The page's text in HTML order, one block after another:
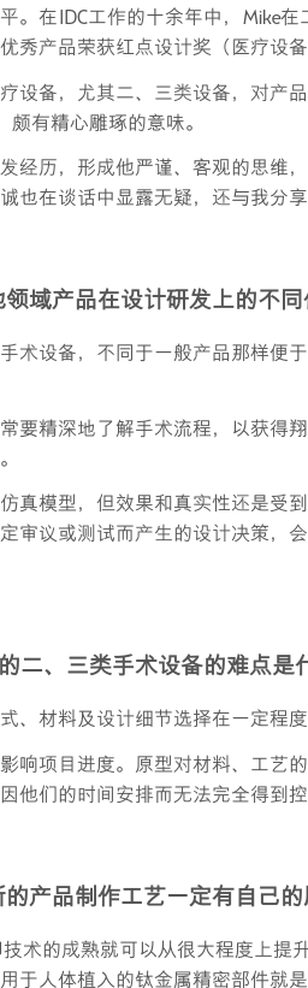
。在IDC工作的十余年中，Mike
秀产品荣获红点设计奖（医疗设备
设备，尤其二、三类设备，对产
颇有精心雕琢的意味。
经历，形成他严谨、客观的思维
也在谈话中显露无疑，还与我分
域产品在设计研发上的不同
术设备，不同于一般产品那样便
要精深地了解手术流程，以获得
真模型，但效果和真实性还是受
审议或测试而产生的设计决策，
二、三类手术设备的难点是
、材料及设计细节选择在一定程度
响项目进度。原型对材料、工艺
他们的时间安排而无法完全得到
产品制作工艺一定有自己的
术的成熟就可以从很大程度上提
于人体植入的钛金属精密部件就是